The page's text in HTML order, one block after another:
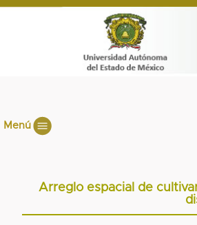
Menú
Arreglo espacial de